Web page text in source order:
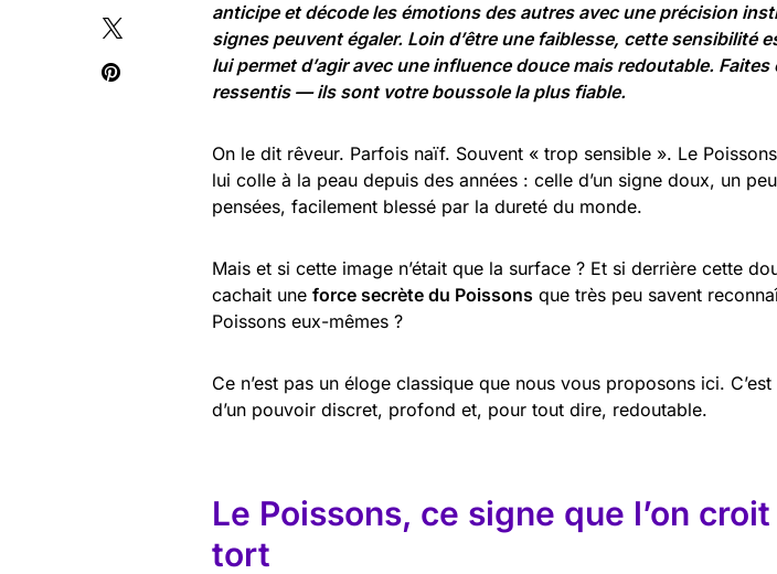
anticipe et décode les émotions des autres avec une précision
signes peuvent égaler. Loin d’être une faiblesse, cette sensibilité
lui permet d’agir avec une influence douce mais redoutable.
ressentis — ils sont votre boussole la plus fiable.
On le dit rêveur. Parfois naïf. Souvent « trop sensible ». Le
lui colle à la peau depuis des années : celle d’un signe doux, un
pensées, facilement blessé par la dureté du monde.
Mais et si cette image n’était que la surface ? Et si derrière cette
cachait une force secrète du Poissons que très peu savent
Poissons eux-mêmes ?
Ce n’est pas un éloge classique que nous vous proposons ici.
d’un pouvoir discret, profond et, pour tout dire, redoutable.
Le Poissons, ce signe que l’on
tort